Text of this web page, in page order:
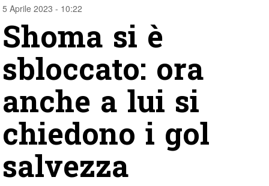
5 Aprile 2023 - 10:22
Shoma si è
sbloccato: ora
anche a lui si
chiedono i gol
salvezza